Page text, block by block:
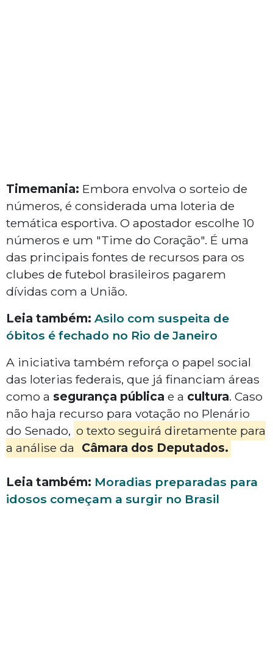
Timemania: Embora envolva o sorteio de
números, é considerada uma loteria de
temática esportiva. O apostador escolhe 10
números e um "Time do Coração". É uma
das principais fontes de recursos para os
clubes de futebol brasileiros pagarem
dívidas com a União.
Leia também: Asilo com suspeita de
óbitos é fechado no Rio de Janeiro
A iniciativa também reforça o papel social
das loterias federais, que já financiam áreas
como a segurança pública e a cultura. Caso
não haja recurso para votação no Plenário
do Senado, o texto seguirá diretamente para
a análise da
Câmara dos Deputados.
Leia também: Moradias preparadas para
idosos começam a surgir no Brasil